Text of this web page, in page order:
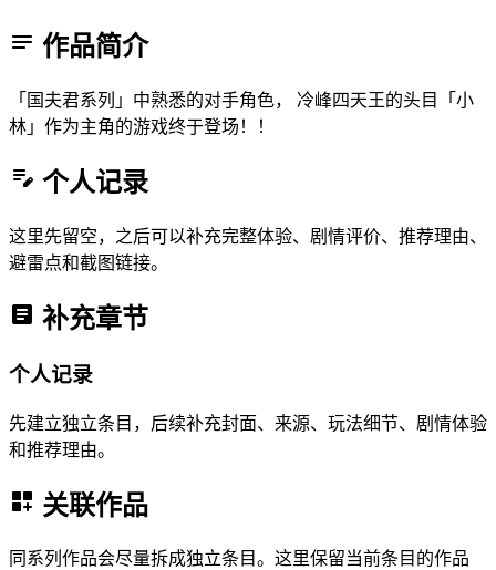
作品简介
「国夫君系列」中熟悉的对手角色， 冷峰四天王的头目「小
林」作为主角的游戏终于登场！！
个人记录
这里先留空，之后可以补充完整体验、剧情评价、推荐理由、
避雷点和截图链接。
补充章节
个人记录
先建立独立条目，后续补充封面、来源、玩法细节、剧情体验
和推荐理由。
关联作品
同系列作品会尽量拆成独立条目。这里保留当前条目的作品